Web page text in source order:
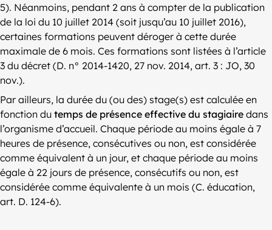
5). Néanmoins, pendant 2 ans à compter de la publication
de la loi du 10 juillet 2014 (soit jusqu’au 10 juillet 2016),
certaines formations peuvent déroger à cette durée
maximale de 6 mois. Ces formations sont listées à l’article
3 du décret (D. n° 2014-1420, 27 nov. 2014, art. 3 : JO, 30
nov.).
Par ailleurs, la durée du (ou des) stage(s) est calculée en
fonction du temps de présence effective du stagiaire dans
l’organisme d’accueil. Chaque période au moins égale à 7
heures de présence, consécutives ou non, est considérée
comme équivalent à un jour, et chaque période au moins
égale à 22 jours de présence, consécutifs ou non, est
considérée comme équivalente à un mois (C. éducation,
art. D. 124-6).